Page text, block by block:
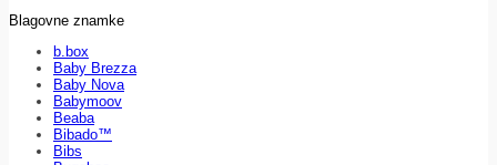
Blagovne znamke
b.box
Baby Brezza
Baby Nova
Babymoov
Beaba
Bibado™
Bibs